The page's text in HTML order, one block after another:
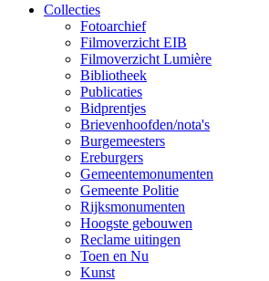
Collecties
Fotoarchief
Filmoverzicht EIB
Filmoverzicht Lumière
Bibliotheek
Publicaties
Bidprentjes
Brievenhoofden/nota's
Burgemeesters
Ereburgers
Gemeentemonumenten
Gemeente Politie
Rijksmonumenten
Hoogste gebouwen
Reclame uitingen
Toen en Nu
Kunst